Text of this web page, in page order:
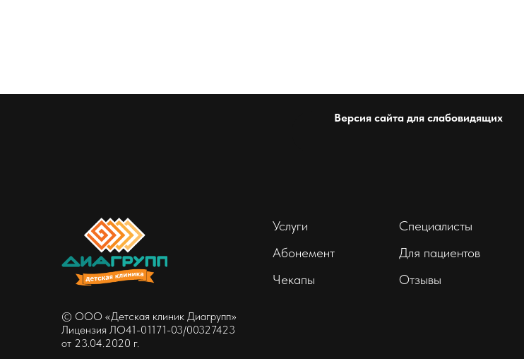
Версия сайта для слабовидящих
© ООО «Детская клиник Диагрупп»
Лицензия ЛО41-01171-03/00327423
от 23.04.2020 г.
Услуги
Абонемент
Чекапы
Специалисты
Для пациентов
Отзывы